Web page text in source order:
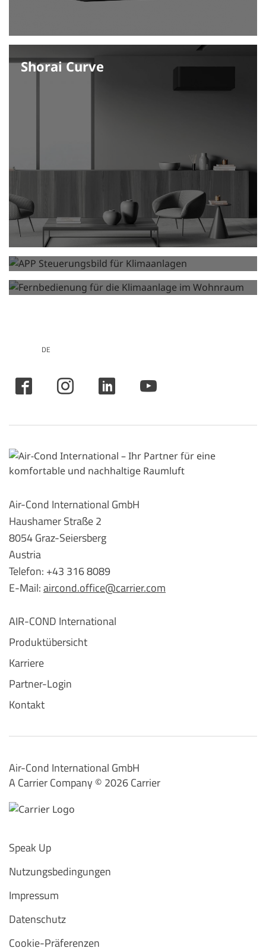
Shorai Curve
Steuerungen für Klima­anlage und
Wärme­pumpe
DE
Air-Cond International GmbH
Haushamer Straße 2
8054 Graz-Seiersberg
Austria
Telefon: +43 316 8089
E-Mail:aircond.office@carrier.com
AIR-COND International
Produktübersicht
Karriere
Partner-Login
Kontakt
Air-Cond International GmbH
A Carrier Company ©️ 2026Carrier
Speak Up
Nutzungsbedingungen
Impressum
Datenschutz
Cookie-Präferenzen